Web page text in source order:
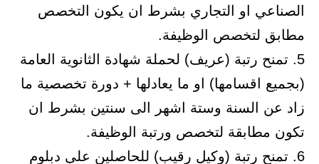
الصناعي او التجاري بشرط ان يكون التخصص
مطابق لتخصص الوظيفة.
5. تمنح رتبة (عريف) لحملة شهادة الثانوية العامة
(بجميع اقسامها) او ما يعادلها + دورة تخصصية ما
زاد عن السنة وستة اشهر الى سنتين بشرط ان
تكون مطابقة لتخصص ورتبة الوظيفة.
6. تمنح رتبة (وكيل رقيب) للحاصلين على دبلوم